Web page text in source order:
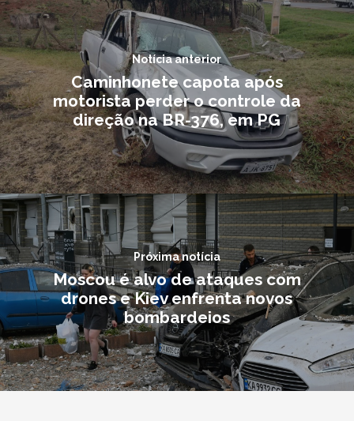
Notícia anterior
Caminhonete capota após
motorista perder o controle da
direção na BR-376, em PG
Próxima notícia
Moscou é alvo de ataques com
drones e Kiev enfrenta novos
bombardeios